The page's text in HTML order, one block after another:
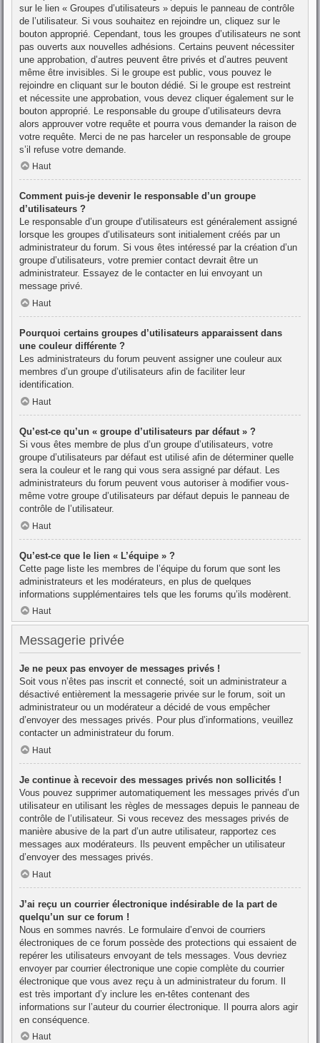
sur le lien « Groupes d’utilisateurs » depuis le panneau de contrôle
de l’utilisateur. Si vous souhaitez en rejoindre un, cliquez sur le
bouton approprié. Cependant, tous les groupes d’utilisateurs ne sont
pas ouverts aux nouvelles adhésions. Certains peuvent nécessiter
une approbation, d’autres peuvent être privés et d’autres peuvent
même être invisibles. Si le groupe est public, vous pouvez le
rejoindre en cliquant sur le bouton dédié. Si le groupe est restreint
et nécessite une approbation, vous devez cliquer également sur le
bouton approprié. Le responsable du groupe d’utilisateurs devra
alors approuver votre requête et pourra vous demander la raison de
votre requête. Merci de ne pas harceler un responsable de groupe
s’il refuse votre demande.
Haut
Comment puis-je devenir le responsable d’un groupe
d’utilisateurs ?
Le responsable d’un groupe d’utilisateurs est généralement assigné
lorsque les groupes d’utilisateurs sont initialement créés par un
administrateur du forum. Si vous êtes intéressé par la création d’un
groupe d’utilisateurs, votre premier contact devrait être un
administrateur. Essayez de le contacter en lui envoyant un
message privé.
Haut
Pourquoi certains groupes d’utilisateurs apparaissent dans
une couleur différente ?
Les administrateurs du forum peuvent assigner une couleur aux
membres d’un groupe d’utilisateurs afin de faciliter leur
identification.
Haut
Qu’est-ce qu’un « groupe d’utilisateurs par défaut » ?
Si vous êtes membre de plus d’un groupe d’utilisateurs, votre
groupe d’utilisateurs par défaut est utilisé afin de déterminer quelle
sera la couleur et le rang qui vous sera assigné par défaut. Les
administrateurs du forum peuvent vous autoriser à modifier vous-
même votre groupe d’utilisateurs par défaut depuis le panneau de
contrôle de l’utilisateur.
Haut
Qu’est-ce que le lien « L’équipe » ?
Cette page liste les membres de l’équipe du forum que sont les
administrateurs et les modérateurs, en plus de quelques
informations supplémentaires tels que les forums qu’ils modèrent.
Haut
Messagerie privée
Je ne peux pas envoyer de messages privés !
Soit vous n’êtes pas inscrit et connecté, soit un administrateur a
désactivé entièrement la messagerie privée sur le forum, soit un
administrateur ou un modérateur a décidé de vous empêcher
d’envoyer des messages privés. Pour plus d’informations, veuillez
contacter un administrateur du forum.
Haut
Je continue à recevoir des messages privés non sollicités !
Vous pouvez supprimer automatiquement les messages privés d’un
utilisateur en utilisant les règles de messages depuis le panneau de
contrôle de l’utilisateur. Si vous recevez des messages privés de
manière abusive de la part d’un autre utilisateur, rapportez ces
messages aux modérateurs. Ils peuvent empêcher un utilisateur
d’envoyer des messages privés.
Haut
J’ai reçu un courrier électronique indésirable de la part de
quelqu’un sur ce forum !
Nous en sommes navrés. Le formulaire d’envoi de courriers
électroniques de ce forum possède des protections qui essaient de
repérer les utilisateurs envoyant de tels messages. Vous devriez
envoyer par courrier électronique une copie complète du courrier
électronique que vous avez reçu à un administrateur du forum. Il
est très important d’y inclure les en-têtes contenant des
informations sur l’auteur du courrier électronique. Il pourra alors agir
en conséquence.
Haut